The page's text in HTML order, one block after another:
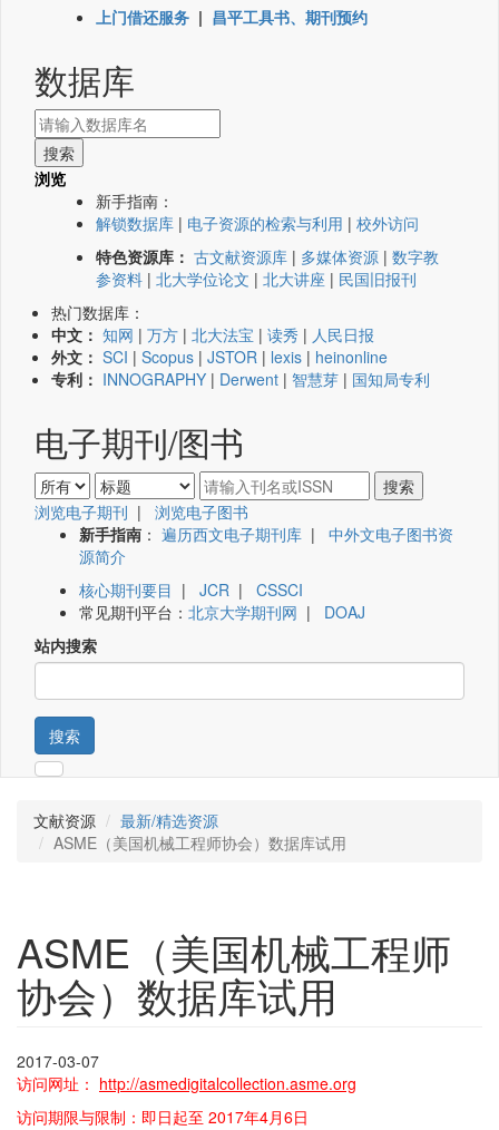
上门借还服务 | 昌平工具书、期刊预约
数据库
浏览
新手指南：
解锁数据库 | 电子资源的检索与利用 | 校外访问
特色资源库： 古文献资源库 | 多媒体资源 | 数字教
参资料 | 北大学位论文 | 北大讲座 | 民国旧报刊
热门数据库：
中文： 知网 | 万方 | 北大法宝 | 读秀 | 人民日报
外文： SCI | Scopus | JSTOR | lexis | heinonline
专利： INNOGRAPHY | Derwent | 智慧芽 | 国知局专利
电子期刊/图书
浏览电子期刊 | 浏览电子图书
新手指南 ： 遍历西文电子期刊库 | 中外文电子图书资
源简介
核心期刊要目 | JCR | CSSCI
常见期刊平台： 北京大学期刊网 | DOAJ
站内搜索
搜索
文献资源
最新/精选资源
ASME（美国机械工程师协会）数据库试用
ASME（美国机械工程师
协会）数据库试用
2017-03-07
访问网址： http://asmedigitalcollection.asme.org
访问期限与限制：即日起至 2017年4月6日